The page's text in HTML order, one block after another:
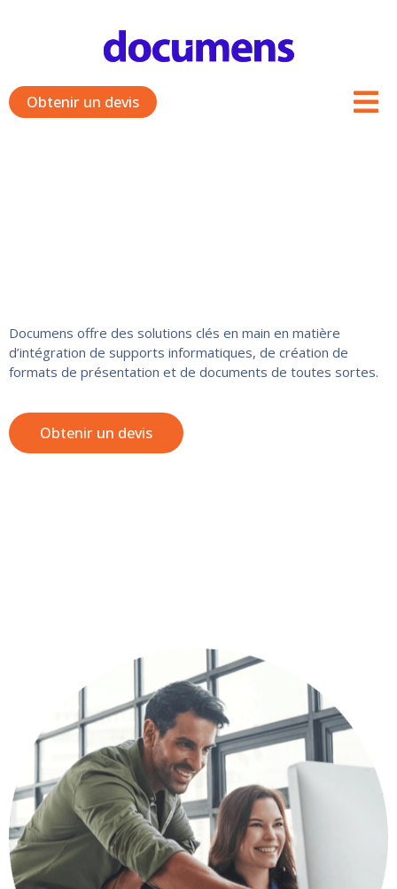
Obtenir un devis
Documens offre des solutions clés en main en matière
d’intégration de supports informatiques, de création de
formats de présentation et de documents de toutes sortes.
Obtenir un devis